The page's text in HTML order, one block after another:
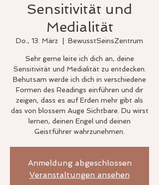
Sensitivität und
Medialität
Do., 13. März BewusstSeinsZentrum
Sehr gerne leite ich dich an, deine
Sensitivität und Medialität zu entdecken.
Behutsam werde ich dich in verschiedene
Formen des Readings einführen und dir
zeigen, dass es auf Erden mehr gibt als
das von blossem Auge Sichtbare. Du wirst
lernen, deinen Engel und deinen
Geistführer wahrzunehmen.
Anmeldung abgeschlossen
Veranstaltungen ansehen